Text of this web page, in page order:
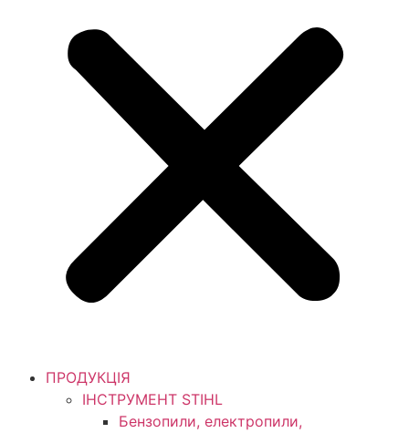
ПРОДУКЦІЯ
ІНСТРУМЕНТ STIHL
Бензопили, електропили,